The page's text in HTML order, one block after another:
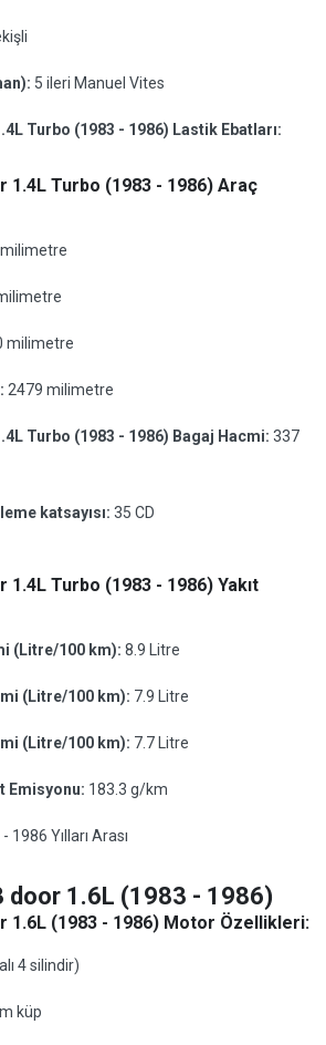
5 ileri Manuel Vites
Turbo (1983 - 1986) Lastik Ebatları:
1.4L Turbo (1983 - 1986) Araç
milimetre
2479 milimetre
Turbo (1983 - 1986) Bagaj Hacmi: 337
katsayısı: 35 CD
1.4L Turbo (1983 - 1986) Yakıt
(Litre/100 km): 8.9 Litre
(Litre/100 km): 7.9 Litre
(Litre/100 km): 7.7 Litre
Emisyonu: 183.3 g/km
1986 Yılları Arası
door 1.6L (1983 - 1986)
1.6L (1983 - 1986) Motor Özellikleri:
4 silindir)
küp